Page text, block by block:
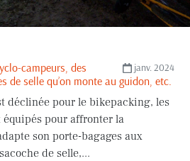
janv. 2024
campeurs, des
de selle qu’on monte au guidon, etc.
déclinée pour le bikepacking, les
pour affronter la
son porte-bagages aux
de selle,...